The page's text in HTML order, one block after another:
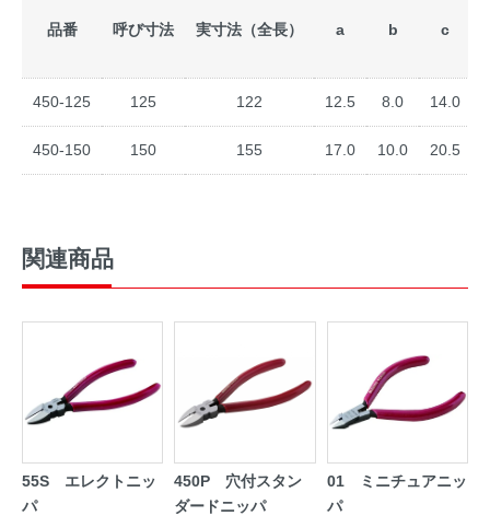
品番 呼び寸法 実寸法（全長） a b c
450-125 125 122 12.5 8.0 14.0
450-150 150 155 17.0 10.0 20.5
関連商品
55S エレクトニッ
パ
450P 穴付スタン
ダードニッパ
01 ミニチュアニッ
パ